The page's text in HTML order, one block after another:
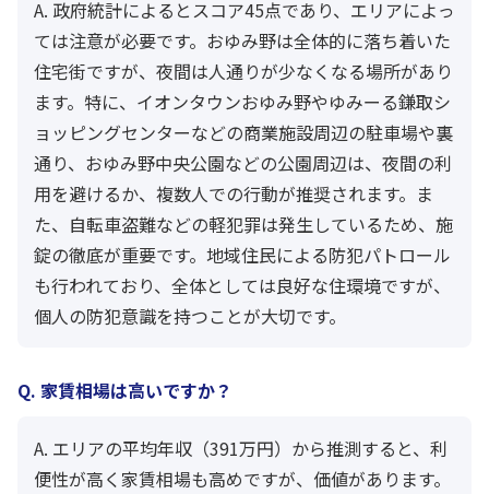
A. 政府統計によるとスコア45点であり、エリアによっ
ては注意が必要です。おゆみ野は全体的に落ち着いた
住宅街ですが、夜間は人通りが少なくなる場所があり
ます。特に、イオンタウンおゆみ野やゆみーる鎌取シ
ョッピングセンターなどの商業施設周辺の駐車場や裏
通り、おゆみ野中央公園などの公園周辺は、夜間の利
用を避けるか、複数人での行動が推奨されます。ま
た、自転車盗難などの軽犯罪は発生しているため、施
錠の徹底が重要です。地域住民による防犯パトロール
も行われており、全体としては良好な住環境ですが、
個人の防犯意識を持つことが大切です。
Q. 家賃相場は高いですか？
A. エリアの平均年収（391万円）から推測すると、利
便性が高く家賃相場も高めですが、価値があります。